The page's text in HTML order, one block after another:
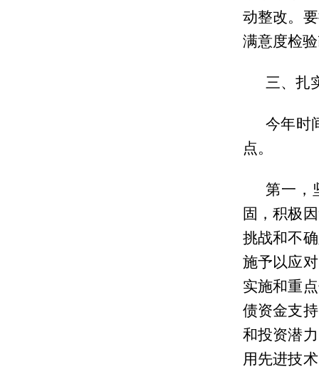
动整改。
满意度检
三、扎
今年时
点。
第一，
固，积极
挑战和不
施予以应
实施和重
债资金支
和投资潜
用先进技